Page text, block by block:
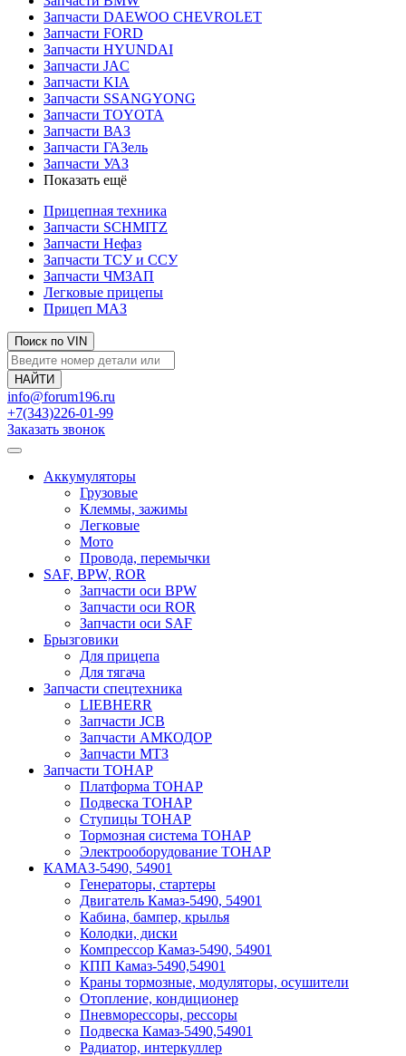
Запчасти DAEWOO CHEVROLET
Запчасти FORD
Запчасти HYUNDAI
Запчасти JAC
Запчасти KIA
Запчасти SSANGYONG
Запчасти TOYOTA
Запчасти ВАЗ
Запчасти ГАЗель
Запчасти УАЗ
Показать ещё
Прицепная техника
Запчасти SCHMITZ
Запчасти Нефаз
Запчасти ТСУ и ССУ
Запчасти ЧМЗАП
Легковые прицепы
Прицеп МАЗ
Поиск по VIN
info@forum196.ru
+7(343)226-01-99
Заказать звонок
Аккумуляторы
Грузовые
Клеммы, зажимы
Легковые
Мото
Провода, перемычки
SAF, BPW, ROR
Запчасти оси BPW
Запчасти оси ROR
Запчасти оси SAF
Брызговики
Для прицепа
Для тягача
Запчасти спецтехника
LIEBHERR
Запчасти JCB
Запчасти АМКОДОР
Запчасти МТЗ
Запчасти ТОНАР
Платформа ТОНАР
Подвеска ТОНАР
Ступицы ТОНАР
Тормозная система ТОНАР
Электрооборудование ТОНАР
КАМАЗ-5490, 54901
Генераторы, стартеры
Двигатель Камаз-5490, 54901
Кабина, бампер, крылья
Колодки, диски
Компрессор Камаз-5490, 54901
КПП Камаз-5490,54901
Краны тормозные, модуляторы, осушители
Отопление, кондиционер
Пневморессоры, рессоры
Подвеска Камаз-5490,54901
Радиатор, интеркуллер